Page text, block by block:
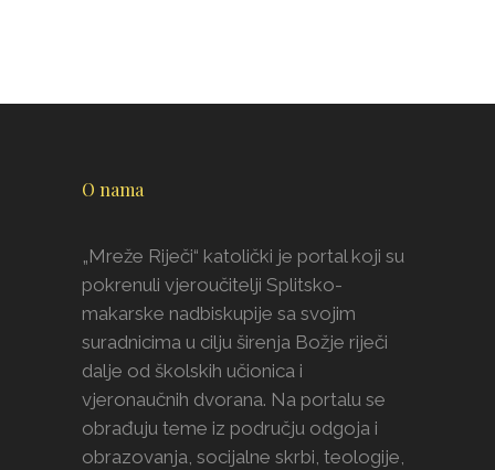
O nama
„Mreže Riječi“ katolički je portal koji su
pokrenuli vjeroučitelji Splitsko-
makarske nadbiskupije sa svojim
suradnicima u cilju širenja Božje riječi
dalje od školskih učionica i
vjeronaučnih dvorana. Na portalu se
obrađuju teme iz području odgoja i
obrazovanja, socijalne skrbi, teologije,